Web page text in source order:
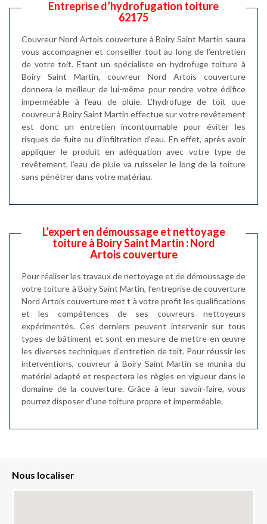
Entreprise d’hydrofugation toiture
62175
Couvreur Nord Artois couverture à Boiry Saint Martin saura
vous accompagner et conseiller tout au long de l’entretien
de votre toit. Etant un spécialiste en hydrofuge toiture à
Boiry Saint Martin, couvreur Nord Artois couverture
donnera le meilleur de lui-même pour rendre votre édifice
imperméable à l’eau de pluie. L’hydrofuge de toit que
couvreur à Boiry Saint Martin effectue sur votre revêtement
est donc un entretien incontournable pour éviter les
risques de fuite ou d’infiltration d’eau. En effet, après avoir
appliquer le produit en adéquation avec votre type de
revêtement, l’eau de pluie va ruisseler le long de la toiture
sans pénétrer dans votre matériau.
L’expert en démoussage et nettoyage
toiture à Boiry Saint Martin : Nord
Artois couverture
Pour réaliser les travaux de nettoyage et de démoussage de
votre toiture à Boiry Saint Martin, l’entreprise de couverture
Nord Artois couverture met t à votre profit les qualifications
et les compétences de ses couvreurs nettoyeurs
expérimentés. Ces derniers peuvent intervenir sur tous
types de bâtiment et sont en mesure de mettre en œuvre
les diverses techniques d’entretien de toit. Pour réussir les
interventions, couvreur à Boiry Saint Martin se munira du
matériel adapté et respectera les règles en vigueur dans le
domaine de la couverture. Grâce à leur savoir-faire, vous
pourrez disposer d’une toiture propre et imperméable.
Nous localiser